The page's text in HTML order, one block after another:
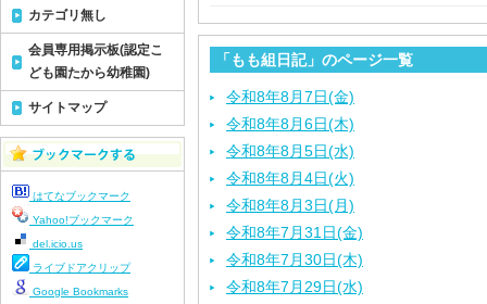
「もも組日記」のページ一覧
令和8年8月7日(金)
令和8年8月6日(木)
令和8年8月5日(水)
令和8年8月4日(火)
令和8年8月3日(月)
令和8年7月31日(金)
令和8年7月30日(木)
令和8年7月29日(水)
カテゴリ無し
会員専用掲示板(認定こ
ども園たから幼稚園)
サイトマップ
はてなブックマーク
Yahoo!ブックマーク
del.icio.us
ライブドアクリップ
Google Bookmarks